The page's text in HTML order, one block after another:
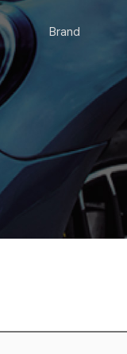
Brand